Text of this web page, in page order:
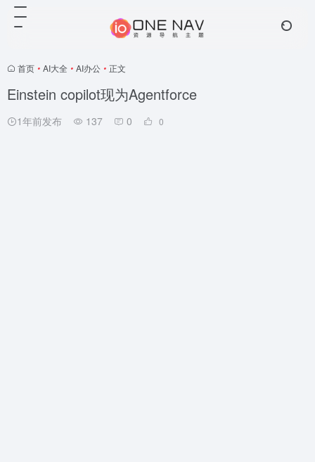
首页 • AI大全 • AI办公 • 正文
Einstein copilot现为Agentforce
1年前发布 137 0 0